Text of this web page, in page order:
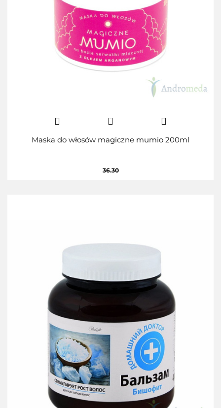
Maska do włosów magiczne mumio 200ml
36.30